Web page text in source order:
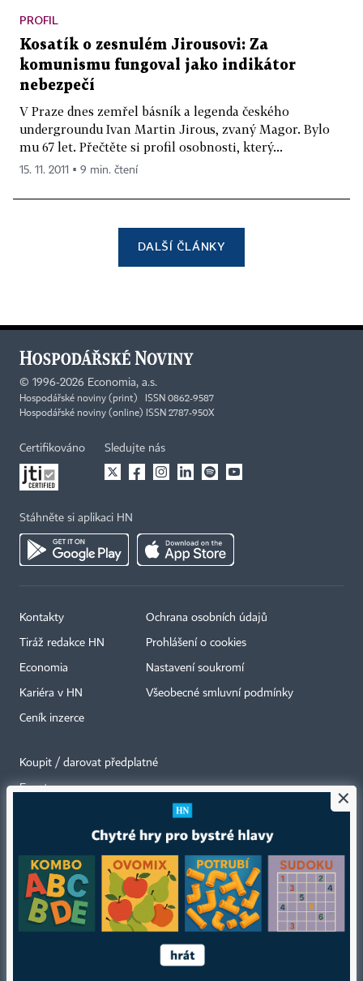
PROFIL
Kosatík o zesnulém Jirousovi: Za
komunismu fungoval jako indikátor
nebezpečí
V Praze dnes zemřel básník a legenda českého
undergroundu Ivan Martin Jirous, zvaný Magor. Bylo
mu 67 let. Přečtěte si profil osobnosti, který...
15. 11. 2011 ▪ 9 min. čtení
DALŠÍ ČLÁNKY
© 1996-2026 Economia, a.s.
Hospodářské noviny (print) ISSN 0862-9587
Hospodářské noviny (online) ISSN 2787-950X
Certifikováno Sledujte nás
Stáhněte si aplikaci HN
Kontakty
Tiráž redakce HN
Economia
Kariéra v HN
Ceník inzerce
Ochrana osobních údajů
Prohlášení o cookies
Nastavení soukromí
Všeobecné smluvní podmínky
Koupit / darovat předplatné
Eventy
Autorská práva vykonává vydavatel. Bez písemného svolení vydavatele je
zakázáno jakékoli užití částí nebo celku díla, zejména rozmnožování a šíření
jakýmkoli způsobem, mechanickým nebo elektronickým, v českém nebo
jiném jazyce. Bez souhlasu vydavatele je zakázáno též rozmnožování
obsahu pro účely automatizované analýzy textů nebo dat
×